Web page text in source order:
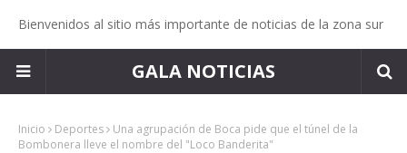
Bienvenidos al sitio más importante de noticias de la zona sur
GALA NOTICIAS
Inicio Deportes
Una agrupación de Boca pide que el túnel de la
Bombonera lleve el nombre del "Loco Banderita"